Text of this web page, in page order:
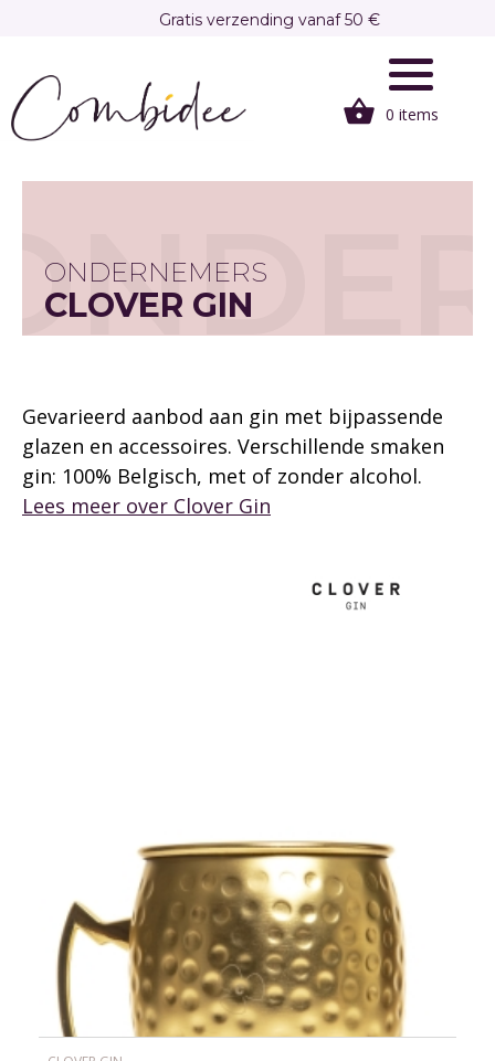
inhoud
gaan
Gratis verzending vanaf 50 €
0 items
ONDERNEMERS
CLOVER GIN
Gevarieerd aanbod aan gin met bijpassende
glazen en accessoires. Verschillende smaken
gin: 100% Belgisch, met of zonder alcohol.
Lees meer over Clover Gin